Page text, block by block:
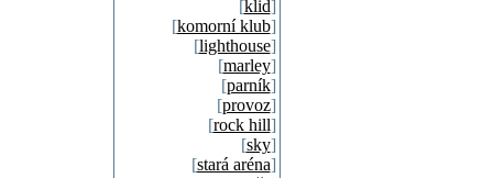
[klid]
[komorní klub]
[lighthouse]
[marley]
[parník]
[provoz]
[rock hill]
[sky]
[stará aréna]